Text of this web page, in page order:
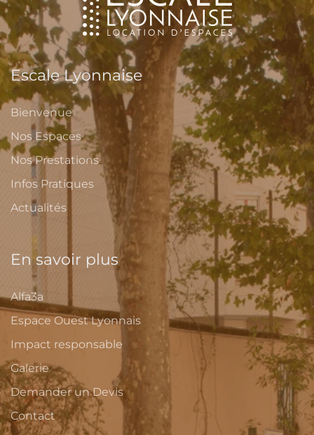
Escale Lyonnaise
Bienvenue
Nos Espaces
Nos Prestations
Infos Pratiques
Actualités
En savoir plus
Alfa3a
Espace Ouest Lyonnais
Impact responsable
Galerie
Demander un Devis
Contact